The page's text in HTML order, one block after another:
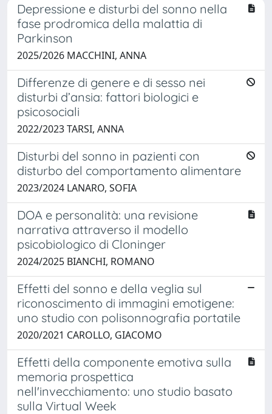
Depressione e disturbi del sonno nella
fase prodromica della malattia di
Parkinson
2025/2026 MACCHINI, ANNA
Differenze di genere e di sesso nei
disturbi d’ansia: fattori biologici e
psicosociali
2022/2023 TARSI, ANNA
Disturbi del sonno in pazienti con
disturbo del comportamento alimentare
2023/2024 LANARO, SOFIA
DOA e personalità: una revisione
narrativa attraverso il modello
psicobiologico di Cloninger
2024/2025 BIANCHI, ROMANO
Effetti del sonno e della veglia sul
riconoscimento di immagini emotigene:
uno studio con polisonnografia portatile
2020/2021 CAROLLO, GIACOMO
Effetti della componente emotiva sulla
memoria prospettica
nell'invecchiamento: uno studio basato
sulla Virtual Week